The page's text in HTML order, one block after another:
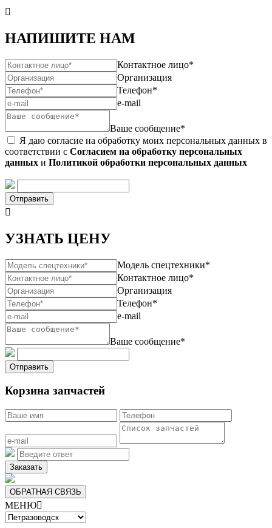

НАПИШИТЕ НАМ
Контактное лицо*
Организация
Телефон*
e-mail
Ваше сообщение*
Я даю согласие на обработку моих персональных данных в
соответствии с Согласием на обработку персональных
данных и Политикой обработки персональных данных
Отправить

УЗНАТЬ ЦЕНУ
Модель спецтехники*
Контактное лицо*
Организация
Телефон*
e-mail
Ваше сообщение*
Отправить
Корзина запчастей
Заказать
ОБРАТНАЯ СВЯЗЬ
МЕНЮ